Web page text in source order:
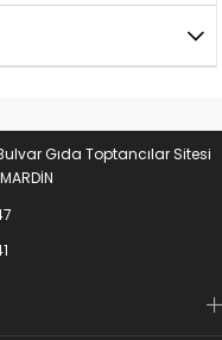
Gıda Toptancılar Sitesi